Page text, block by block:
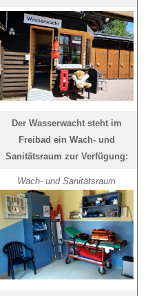
Der Wasserwacht steht im
Freibad ein Wach- und
Sanitätsraum zur Verfügung:
Wach- und Sanitätsraum